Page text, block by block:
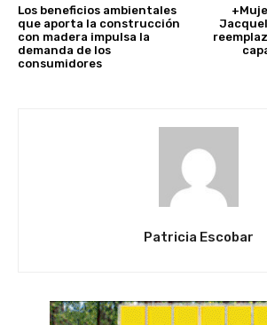
Los beneficios ambientales
que aporta la construcción
con madera impulsa la
demanda de los
consumidores
Patricia Escobar